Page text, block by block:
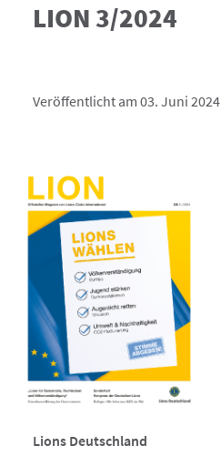
LION 3/2024
Veröffentlicht am 03. Juni 2024
Lions Deutschland